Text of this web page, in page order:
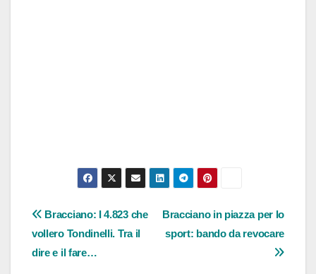
Navigazione
articoli
Bracciano in piazza per lo
sport: bando da revocare
Bracciano: I 4.823 che
vollero Tondinelli. Tra il
dire e il fare…